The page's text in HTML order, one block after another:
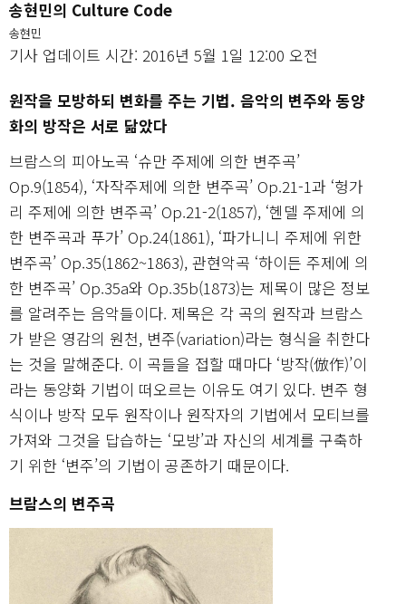
송현민의 Culture Code
송현민
기사 업데이트 시간: 2016년 5월 1일 12:00 오전
원작을 모방하되 변화를 주는 기법. 음악의 변주와 동양
화의 방작은 서로 닮았다
브람스의 피아노곡 ‘슈만 주제에 의한 변주곡’
Op.9(1854), ‘자작주제에 의한 변주곡’ Op.21-1과 ‘헝가
리 주제에 의한 변주곡’ Op.21-2(1857), ‘헨델 주제에 의
한 변주곡과 푸가’ Op.24(1861), ‘파가니니 주제에 위한
변주곡’ Op.35(1862~1863), 관현악곡 ‘하이든 주제에 의
한 변주곡’ Op.35a와 Op.35b(1873)는 제목이 많은 정보
를 알려주는 음악들이다. 제목은 각 곡의 원작과 브람스
가 받은 영감의 원천, 변주(variation)라는 형식을 취한다
는 것을 말해준다. 이 곡들을 접할 때마다 ‘방작(倣作)’이
라는 동양화 기법이 떠오르는 이유도 여기 있다. 변주 형
식이나 방작 모두 원작이나 원작자의 기법에서 모티브를
가져와 그것을 답습하는 ‘모방’과 자신의 세계를 구축하
기 위한 ‘변주’의 기법이 공존하기 때문이다.
브람스의 변주곡